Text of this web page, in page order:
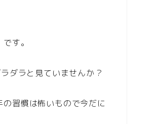
す。
ダラと見ていませんか？
習慣は怖いもので今だに